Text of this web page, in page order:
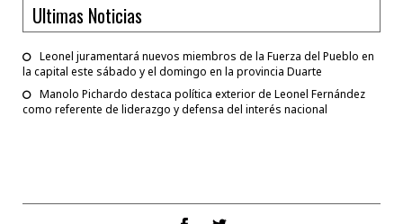
Ultimas Noticias
Leonel juramentará nuevos miembros de la Fuerza del Pueblo en
la capital este sábado y el domingo en la provincia Duarte
Manolo Pichardo destaca política exterior de Leonel Fernández
como referente de liderazgo y defensa del interés nacional